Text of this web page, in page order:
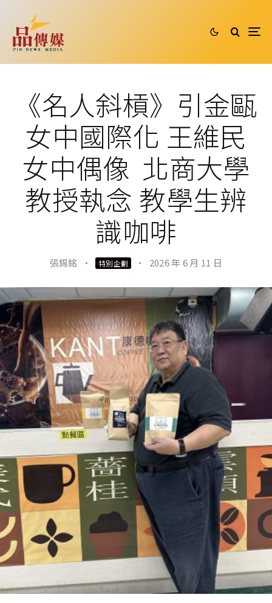
《名人斜槓》引金甌
女中國際化 王維民
女中偶像 北商大學
教授執念 教學生辨
識咖啡
張錫銘 · 特別企劃 · 2026 年 6 月 11 日